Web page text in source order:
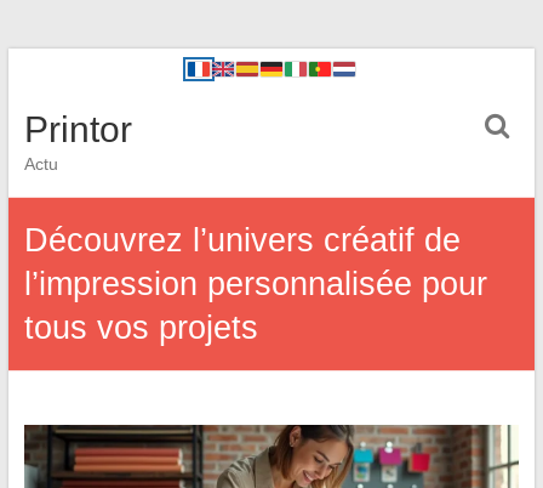
Printor
Actu
Découvrez l’univers créatif de
l’impression personnalisée pour
tous vos projets